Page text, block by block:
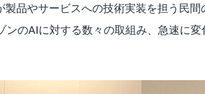
製品やサービスへの技術実装を担う民
ンのAIに対する数々の取組み、急速に